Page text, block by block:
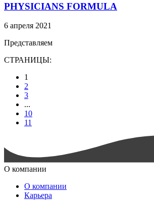
PHYSICIANS FORMULA
6 апреля 2021
Представляем
СТРАНИЦЫ:
1
2
3
...
10
11
О компании
О компании
Карьера